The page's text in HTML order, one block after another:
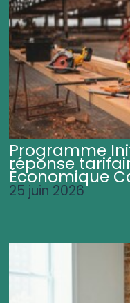
Programme
réponse
Économique
25 juin 2026